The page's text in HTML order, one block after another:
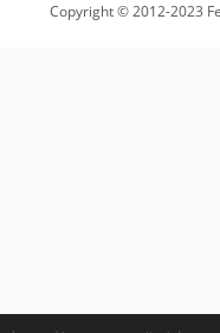
Copyright © 2012-2023